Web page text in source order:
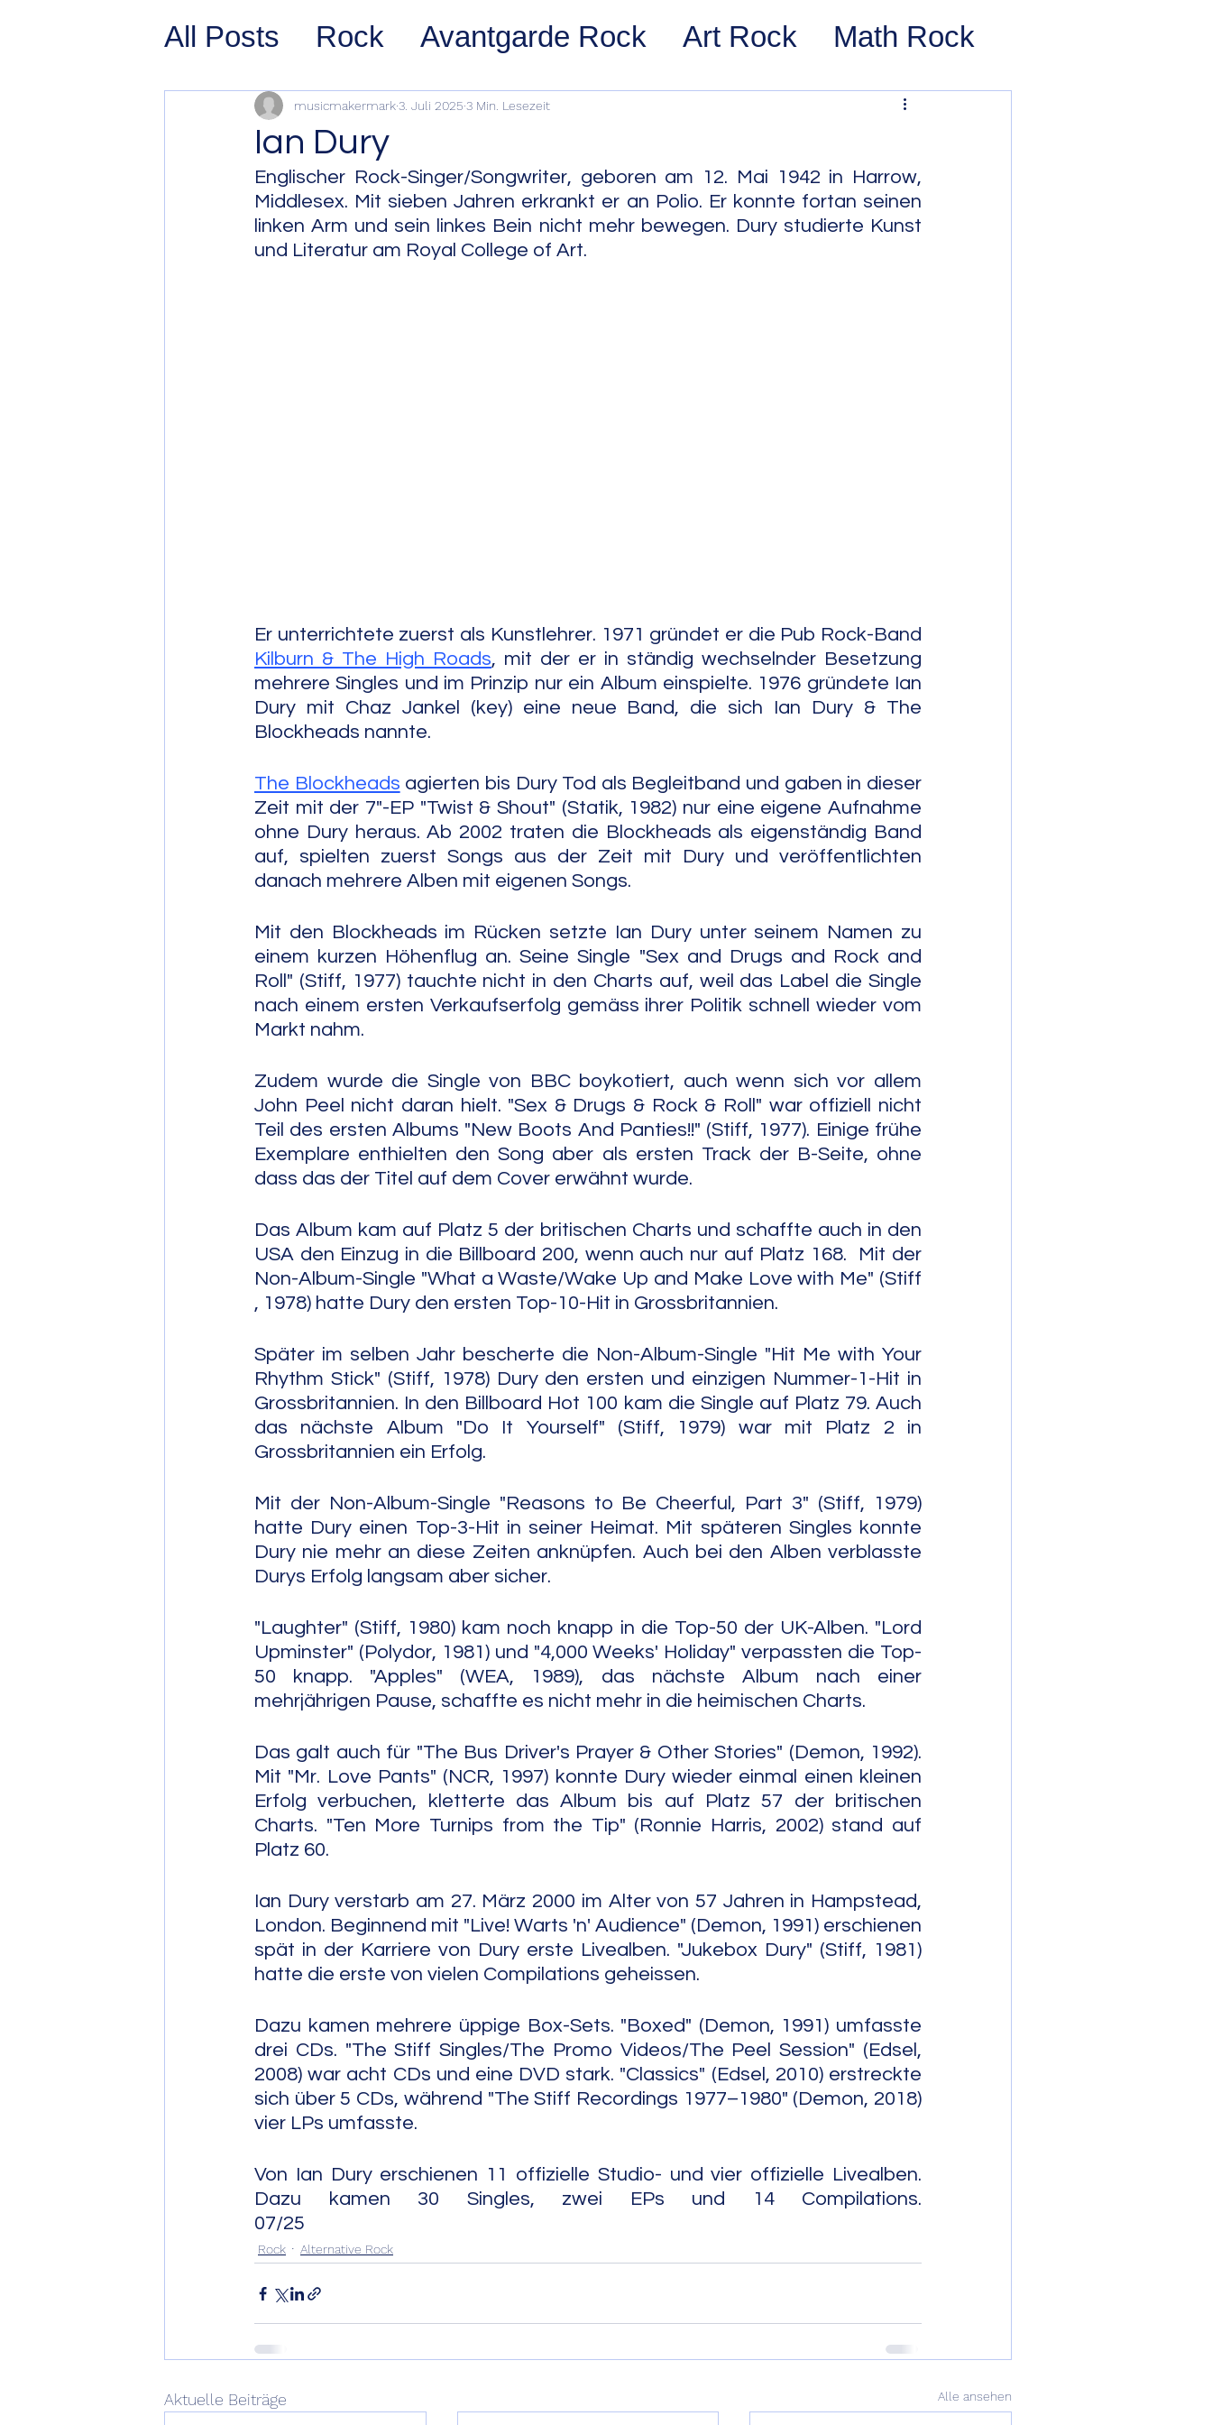
All Posts Rock Avantgarde Rock Art Rock Math Rock
Prog Rock Post Rock Noise Rock
Psychedelic/Space Rock Stoner Rock Alternative Rock
Hard Rock Garage Rock
Ian Dury
musicmakermark3. Juli 2025 3 Min. Lesezeit
Englischer Rock-Singer/Songwriter, geboren am 12. Mai 1942 in Harrow,
Middlesex. Mit sieben Jahren erkrankt er an Polio. Er konnte fortan seinen
linken Arm und sein linkes Bein nicht mehr bewegen. Dury studierte Kunst
und Literatur am Royal College of Art.
Kilburn & The High Roads, mit der er in ständig wechselnder Besetzung
mehrere Singles und im Prinzip nur ein Album einspielte. 1976 gründete Ian
Dury mit Chaz Jankel (key) eine neue Band, die sich Ian Dury & The
Blockheads nannte.
The Blockheads agierten bis Dury Tod als Begleitband und gaben in dieser
Zeit mit der 7"-EP "Twist & Shout" (Statik, 1982) nur eine eigene Aufnahme
ohne Dury heraus. Ab 2002 traten die Blockheads als eigenständig Band
auf, spielten zuerst Songs aus der Zeit mit Dury und veröffentlichten
danach mehrere Alben mit eigenen Songs.
Mit den Blockheads im Rücken setzte Ian Dury unter seinem Namen zu
einem kurzen Höhenflug an. Seine Single "Sex and Drugs and Rock and
Roll" (Stiff, 1977) tauchte nicht in den Charts auf, weil das Label die Single
nach einem ersten Verkaufserfolg gemäss ihrer Politik schnell wieder vom
Markt nahm.
Zudem wurde die Single von BBC boykotiert, auch wenn sich vor allem
John Peel nicht daran hielt. "Sex & Drugs & Rock & Roll" war offiziell nicht
Teil des ersten Albums "New Boots And Panties!!" (Stiff, 1977). Einige frühe
Exemplare enthielten den Song aber als ersten Track der B-Seite, ohne
dass das der Titel auf dem Cover erwähnt wurde.
Das Album kam auf Platz 5 der britischen Charts und schaffte auch in den
USA den Einzug in die Billboard 200, wenn auch nur auf Platz 168.
Mit der
Non-Album-Single "What a Waste/Wake Up and Make Love with Me" (Stiff
, 1978) hatte Dury den ersten Top-10-Hit in Grossbritannien.
Später im selben Jahr bescherte die Non-Album-Single "Hit Me with Your
Rhythm Stick" (Stiff, 1978) Dury den ersten und einzigen Nummer-1-Hit in
Grossbritannien. In den Billboard Hot 100 kam die Single auf Platz 79. Auch
das nächste Album "Do It Yourself" (Stiff, 1979) war mit Platz 2 in
Grossbritannien ein Erfolg.
Mit der Non-Album-Single "Reasons to Be Cheerful, Part 3" (Stiff, 1979)
hatte Dury einen Top-3-Hit in seiner Heimat. Mit späteren Singles konnte
Dury nie mehr an diese Zeiten anknüpfen. Auch bei den Alben verblasste
Durys Erfolg langsam aber sicher.
"Laughter" (Stiff, 1980) kam noch knapp in die Top-50 der UK-Alben. "Lord
Upminster" (Polydor, 1981) und "4,000 Weeks' Holiday" verpassten die Top-
50 knapp. "Apples" (WEA, 1989), das nächste Album nach einer
mehrjährigen Pause, schaffte es nicht mehr in die heimischen Charts.
Das galt auch für "The Bus Driver's Prayer & Other Stories" (Demon, 1992).
Mit "Mr. Love Pants" (NCR, 1997) konnte Dury wieder einmal einen kleinen
Erfolg verbuchen, kletterte das Album bis auf Platz 57 der britischen
Charts. "Ten More Turnips from the Tip" (Ronnie Harris, 2002) stand auf
Platz 60.
Ian Dury verstarb am 27. März 2000 im Alter von 57 Jahren in Hampstead,
London. Beginnend mit "Live! Warts 'n' Audience" (Demon, 1991) erschienen
spät in der Karriere von Dury erste Livealben. "Jukebox Dury" (Stiff, 1981)
hatte die erste von vielen Compilations geheissen.
Dazu kamen mehrere üppige Box-Sets. "Boxed" (Demon, 1991) umfasste
drei CDs. "The Stiff Singles/The Promo Videos/The Peel Session" (Edsel,
2008) war acht CDs und eine DVD stark. "Classics" (Edsel, 2010) erstreckte
sich über 5 CDs, während "The Stiff Recordings 1977–1980" (Demon, 2018)
vier LPs umfasste.
Von Ian Dury erschienen 11 offizielle Studio- und vier offizielle Livealben.
Dazu kamen 30 Singles, zwei EPs und 14 Compilations.
07/25
Rock Alternative Rock
Aktuelle Beiträge Alle ansehen